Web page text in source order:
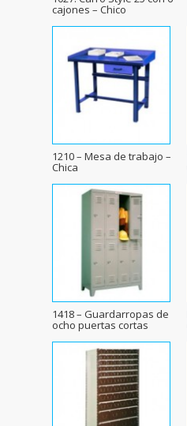
cajones – Chico
1210 – Mesa de trabajo –
Chica
1418 – Guardarropas de
ocho puertas cortas